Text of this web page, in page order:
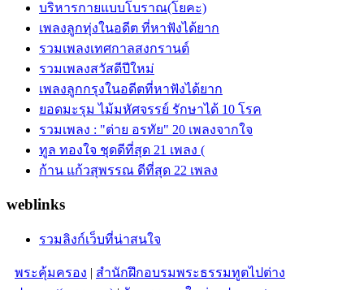
บริหารกายแบบโบราณ(โยคะ)
เพลงลูกทุ่งในอดีต ที่หาฟังได้ยาก
รวมเพลงเทศกาลสงกรานต์
รวมเพลงสวัสดีปีใหม่
เพลงลูกกรุงในอดีตที่หาฟังได้ยาก
ยอดมะรุม ไม้มหัศจรรย์ รักษาได้ 10 โรค
รวมเพลง : "ต่าย อรทัย" 20 เพลงจากใจ
ทูล ทองใจ ชุดดีที่สุด 21 เพลง (
ก้าน แก้วสุพรรณ ดีที่สุด 22 เพลง
weblinks
รวมลิงก์เว็บที่น่าสนใจ
พระคุ้มครอง | สำนักฝึกอบรมพระธรรมทูตไปต่าง